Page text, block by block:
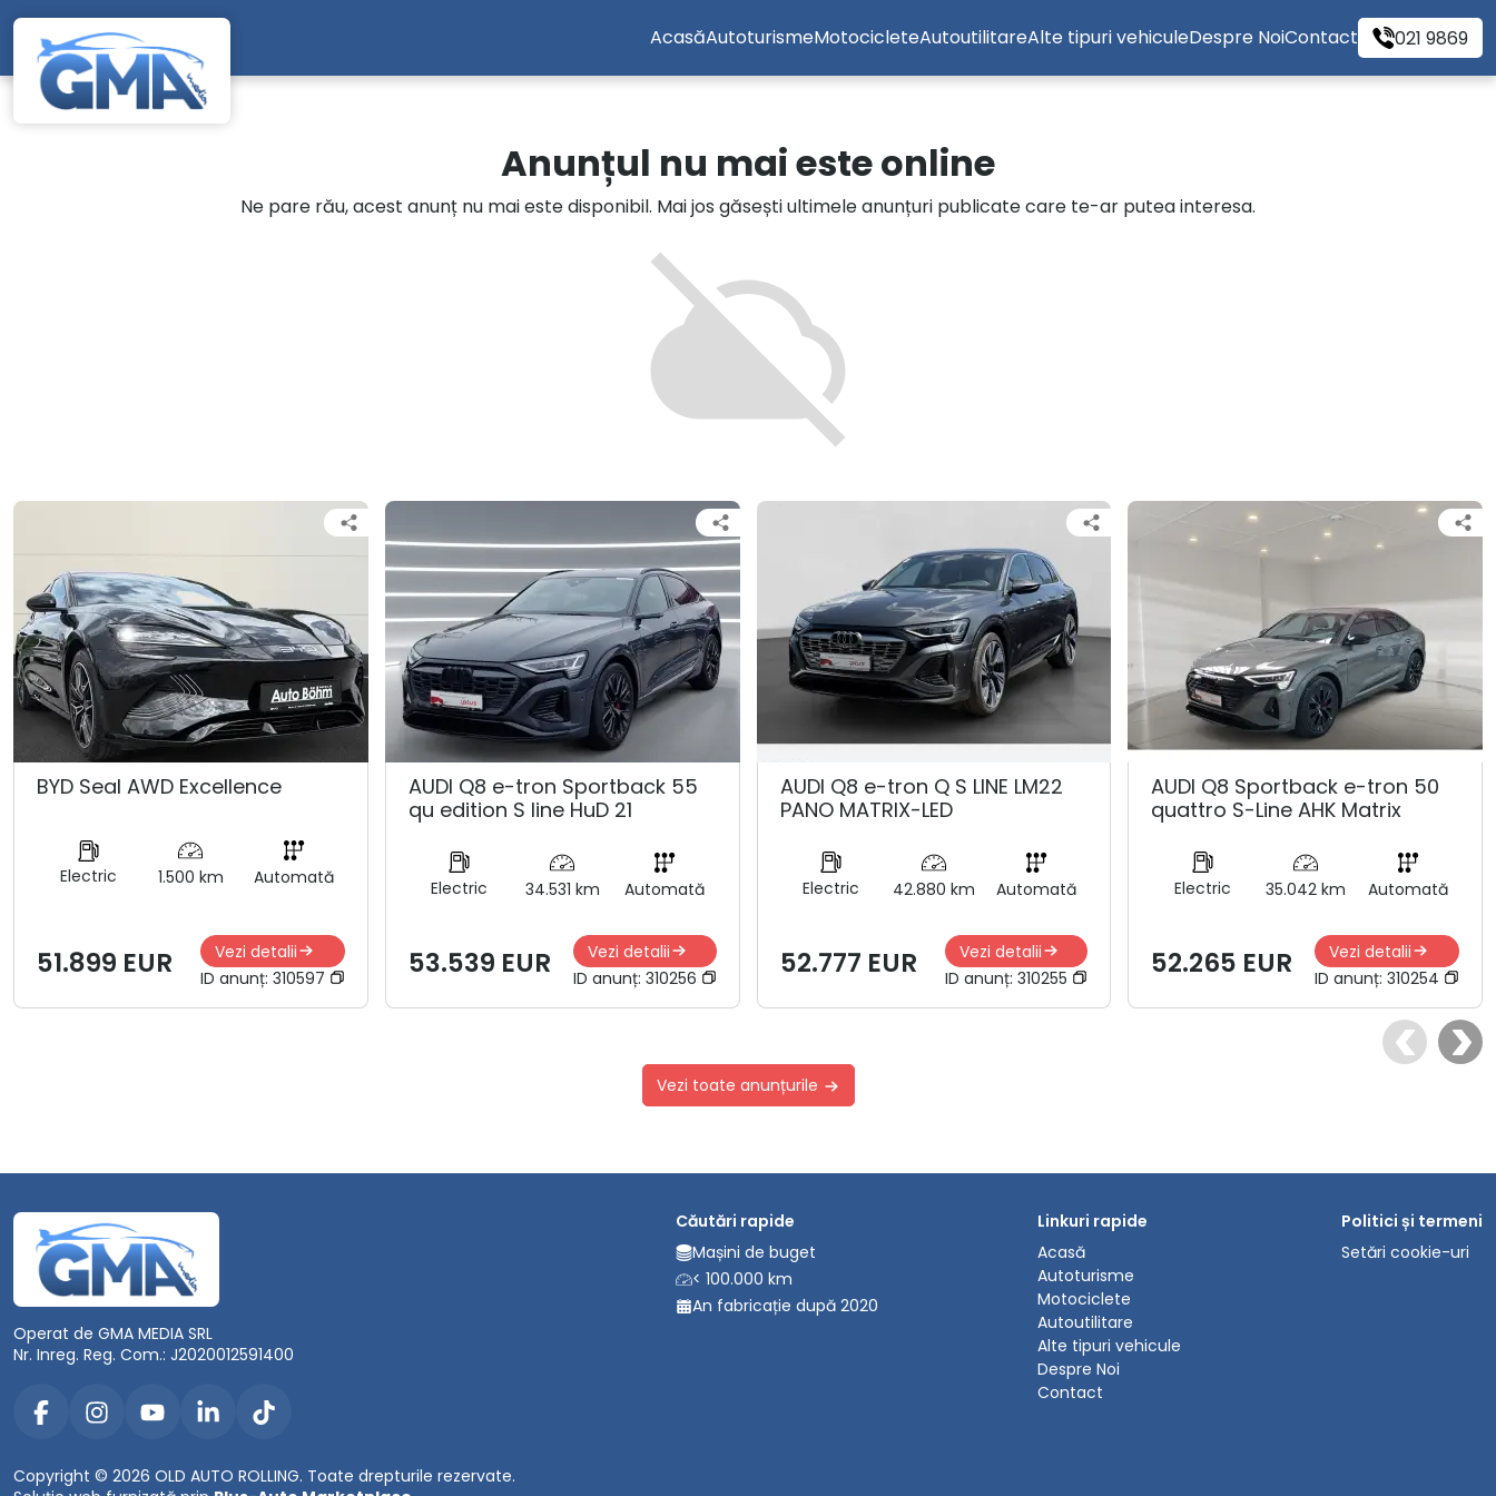
Mergi direct la conținutul principal
AcasăAutoturismeMotocicleteAutoutilitareAlte tipuri vehiculeDespre NoiContact 021 9869
Anunțul nu mai este online
Ne pare rău, acest anunț nu mai este disponibil. Mai jos găsești ultimele anunțuri publicate care te-ar putea interesa.
BYD Seal AWD Excellence
Electric 1.500 km Automată
51.899 EUR
Vezi detalii
ID anunț: 310597
AUDI Q8 e-tron Sportback 55
qu edition S line HuD 21
Electric 34.531 km Automată
53.539 EUR
Vezi detalii
ID anunț: 310256
AUDI Q8 e-tron Q S LINE LM22
PANO MATRIX-LED
Electric 42.880 km Automată
52.777 EUR
Vezi detalii
ID anunț:310255
AUDI Q8 Sportback e-tron 50
quattro S-Line AHK Matrix
Electric 35.042 km Automată
52.265 EUR
Vezi detalii
ID anunț: 310254
Vezi toate anunțurile
Operat de GMA MEDIA SRL
Nr. Inreg. Reg. Com.: J2020012591400
Copyright © 2026 OLD AUTO ROLLING. Toate drepturile rezervate.
Căutări rapide
Mașini de buget
< 100.000 km
An fabricație după 2020
Linkuri rapide
Acasă
Autoturisme
Motociclete
Autoutilitare
Alte tipuri vehicule
Despre Noi
Contact
Politici și termeni
Setări cookie-uri